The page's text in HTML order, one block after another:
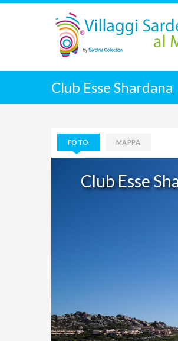
Club Esse Shardana
FOTO MAPPA
Club Esse